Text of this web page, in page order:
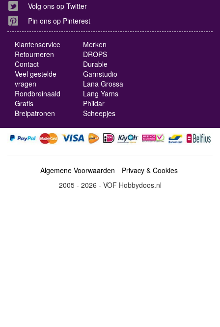
Volg ons op Twitter
Pin ons op Pinterest
Klantenservice
Retourneren
Contact
Veel gestelde
vragen
Rondbreinaald
Gratis
Breipatronen
Merken
DROPS
Durable
Garnstudio
Lana Grossa
Lang Yarns
Phildar
Scheepjes
Algemene Voorwaarden
Privacy & Cookies
2005 - 2026 - VOF Hobbydoos.nl